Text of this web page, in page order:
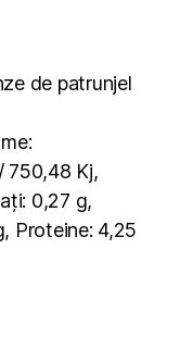
de patrunjel
750,48 Kj,
0,27 g,
Proteine: 4,25